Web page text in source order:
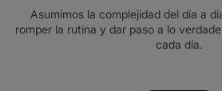
Asumimos la complejidad del día a
romper la rutina y dar paso a lo
cada día.